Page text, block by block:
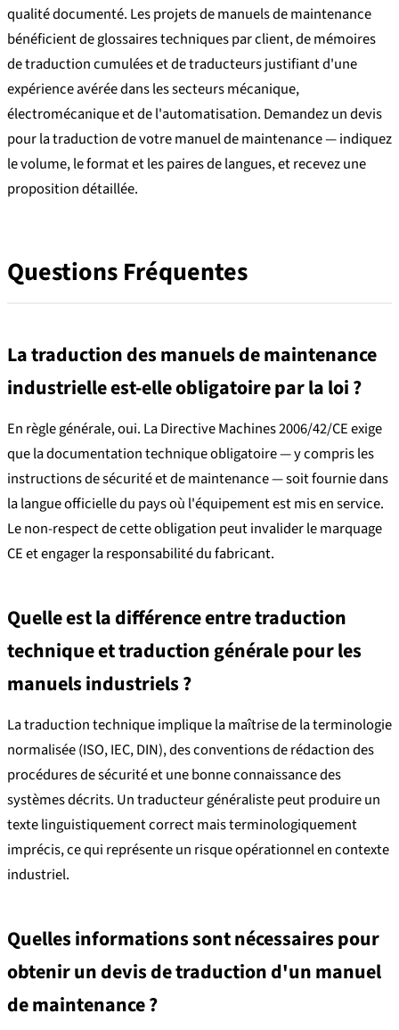
qualité documenté. Les projets de manuels de maintenance
bénéficient de glossaires techniques par client, de mémoires
de traduction cumulées et de traducteurs justifiant d'une
expérience avérée dans les secteurs mécanique,
électromécanique et de l'automatisation. Demandez un devis
pour la traduction de votre manuel de maintenance — indiquez
le volume, le format et les paires de langues, et recevez une
proposition détaillée.
Questions Fréquentes
La traduction des manuels de maintenance
industrielle est-elle obligatoire par la loi ?
En règle générale, oui. La Directive Machines 2006/42/CE exige
que la documentation technique obligatoire — y compris les
instructions de sécurité et de maintenance — soit fournie dans
la langue officielle du pays où l'équipement est mis en service.
Le non-respect de cette obligation peut invalider le marquage
CE et engager la responsabilité du fabricant.
Quelle est la différence entre traduction
technique et traduction générale pour les
manuels industriels ?
La traduction technique implique la maîtrise de la terminologie
normalisée (ISO, IEC, DIN), des conventions de rédaction des
procédures de sécurité et une bonne connaissance des
systèmes décrits. Un traducteur généraliste peut produire un
texte linguistiquement correct mais terminologiquement
imprécis, ce qui représente un risque opérationnel en contexte
industriel.
Quelles informations sont nécessaires pour
obtenir un devis de traduction d'un manuel
de maintenance ?